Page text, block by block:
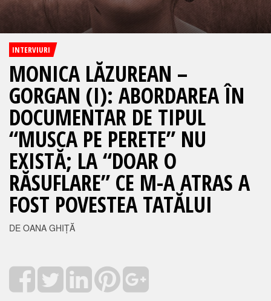
INTERVIURI
MONICA LĂZUREAN –
GORGAN (I): ABORDAREA ÎN
DOCUMENTAR DE TIPUL
“MUSCA PE PERETE” NU
EXISTĂ; LA “DOAR O
RĂSUFLARE” CE M-A ATRAS A
FOST POVESTEA TATĂLUI
DE OANA GHIȚĂ